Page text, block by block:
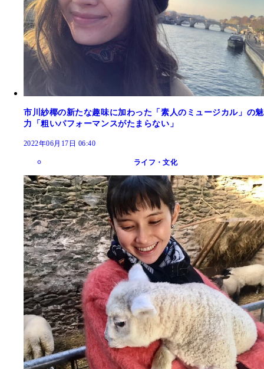
市川紗椰の新たな趣味に加わった「素人のミュージカル」の魅
力「粗いパフォーマンスがたまらない」
2022年06月17日 06:40
ライフ・文化